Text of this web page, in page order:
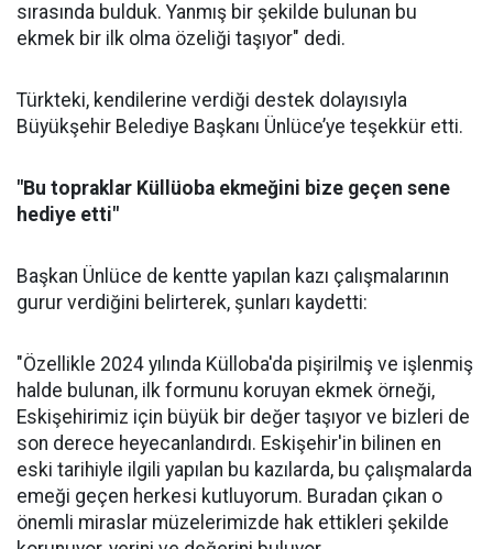
sırasında bulduk. Yanmış bir şekilde bulunan bu
ekmek bir ilk olma özeliği taşıyor" dedi.
Türkteki, kendilerine verdiği destek dolayısıyla
Büyükşehir Belediye Başkanı Ünlüce’ye teşekkür etti.
"Bu topraklar Küllüoba ekmeğini bize geçen sene
hediye etti"
Başkan Ünlüce de kentte yapılan kazı çalışmalarının
gurur verdiğini belirterek, şunları kaydetti:
"Özellikle 2024 yılında Külloba'da pişirilmiş ve işlenmiş
halde bulunan, ilk formunu koruyan ekmek örneği,
Eskişehirimiz için büyük bir değer taşıyor ve bizleri de
son derece heyecanlandırdı. Eskişehir'in bilinen en
eski tarihiyle ilgili yapılan bu kazılarda, bu çalışmalarda
emeği geçen herkesi kutluyorum. Buradan çıkan o
önemli miraslar müzelerimizde hak ettikleri şekilde